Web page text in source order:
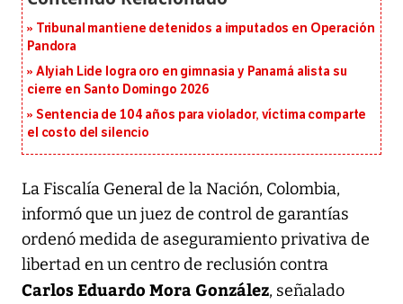
Tribunal mantiene detenidos a imputados en Operación
Pandora
Alyiah Lide logra oro en gimnasia y Panamá alista su
cierre en Santo Domingo 2026
Sentencia de 104 años para violador, víctima comparte
el costo del silencio
La Fiscalía General de la Nación, Colombia,
informó que un juez de control de garantías
ordenó medida de aseguramiento privativa de
libertad en un centro de reclusión contra
Carlos Eduardo Mora González, señalado